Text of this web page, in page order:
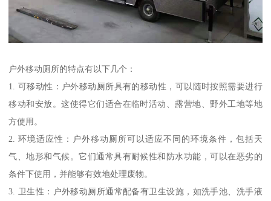
户外移动厕所的特点有以下几个：
1. 可移动性：户外移动厕所具有的移动性，可以随时按照需要进行
移动和安放。这使得它们适合在临时活动、露营地、野外工地等地
方使用。
2. 环境适应性：户外移动厕所可以适应不同的环境条件，包括天
气、地形和气候。它们通常具有耐候性和防水功能，可以在恶劣的
条件下使用，并能够有效地处理废物。
3. 卫生性：户外移动厕所通常配备有卫生设施，如洗手池、洗手液